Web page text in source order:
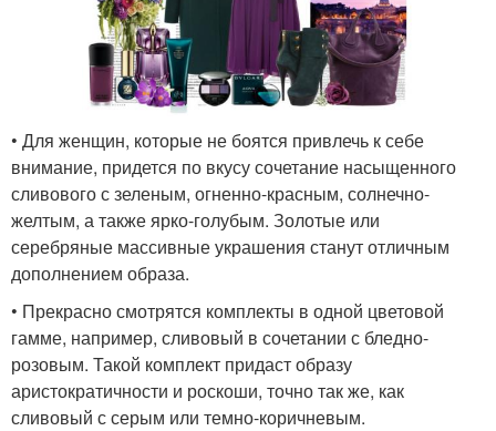
• Для женщин, которые не боятся привлечь к себе
внимание, придется по вкусу сочетание насыщенного
сливового с зеленым, огненно-красным, солнечно-
желтым, а также ярко-голубым. Золотые или
серебряные массивные украшения станут отличным
дополнением образа.
• Прекрасно смотрятся комплекты в одной цветовой
гамме, например, сливовый в сочетании с бледно-
розовым. Такой комплект придаст образу
аристократичности и роскоши, точно так же, как
сливовый с серым или темно-коричневым.